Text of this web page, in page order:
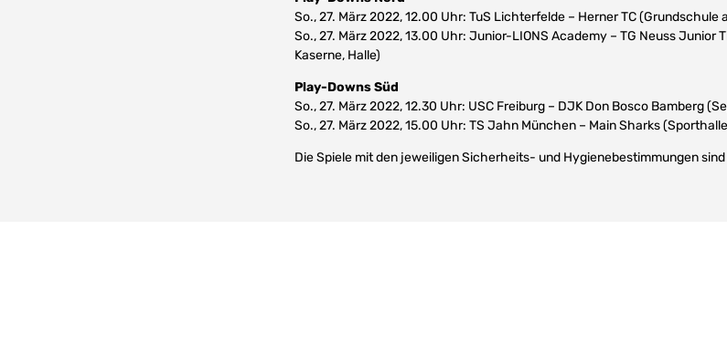
So., 27. März 2022, 12.00 Uhr: TuS Lichterfelde – Herner TC (Grundschule
So., 27. März 2022, 13.00 Uhr: Junior-LIONS Academy – TG Neuss Junior
Kaserne, Halle)
Play-Downs Süd
So., 27. März 2022, 12.30 Uhr: USC Freiburg – DJK Don Bosco Bamberg
So., 27. März 2022, 15.00 Uhr: TS Jahn München – Main Sharks
Die Spiele mit den jeweiligen Sicherheits- und Hygienebestimmungen sind